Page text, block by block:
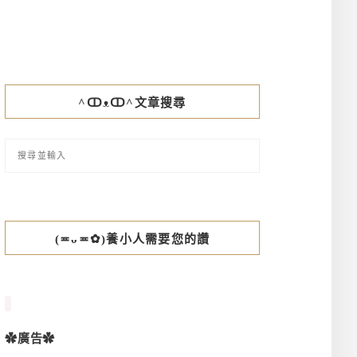
^ↀᴥↀ^文章搜尋
(≖ᴗ≖✿)養小人需要您的讚
✿廣告✿